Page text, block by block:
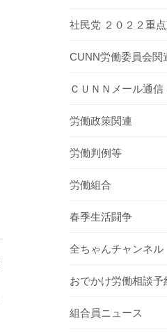
社民党 ２０２２重
CUNN労働委員会関
ＣＵＮＮメール通信
労働政策関連
労働判例等
労働組合
春季生活闘争
全ちゃんチャンネル
おでかけ労働相談予
組合員ニュース